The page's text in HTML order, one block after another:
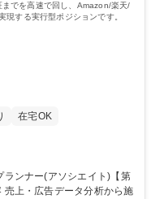
でを高速で回し、Amazon/楽天/
する実行型ポジションです。
在宅OK